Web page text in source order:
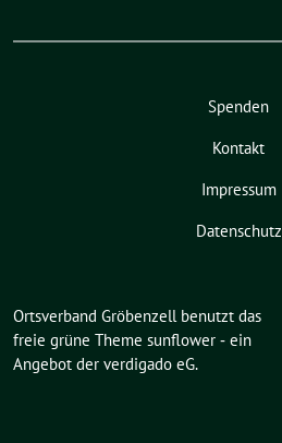
Spenden
Kontakt
Impressum
Datenschutz
Ortsverband Gröbenzell benutzt das
freie grüne Theme sunflower ‐ ein
Angebot der verdigado eG.